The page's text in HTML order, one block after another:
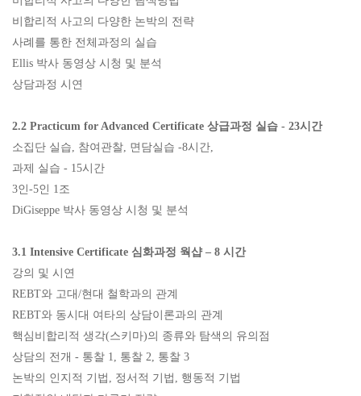
비합리적 사고의 다양한 논박의 전략
사례를 통한 전체과정의 실습
Ellis 박사 동영상 시청 및 분석
상담과정 시연
2.2 Practicum for Advanced Certificate 상급과정 실습 - 23시간
소집단 실습
참여관찰 면담실습 -8시간
과제 실습 - 15시간
3인 -5인 1 조
DiGiseppe 박사 동영상 시청 및 분석
3.1 Intensive Certificate 심화과정 웍샵 – 8 시간
강의 및 시연
REBT와 고대 /현대 철학과의 관계
REBT와 동시대 여타의 상담이론과의 관계
핵심비합리적 생각(스키마)의 종류와 탐색의 유의점
상담의 전개 - 통찰 1, 통찰 2, 통찰 3
논박의 인지적 기법
정서적 기법
행동적 기법